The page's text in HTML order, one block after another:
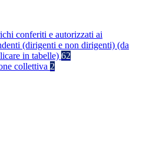
conferiti e autorizzati ai
(dirigenti e non dirigenti) (da
in tabelle) 62
collettiva 2